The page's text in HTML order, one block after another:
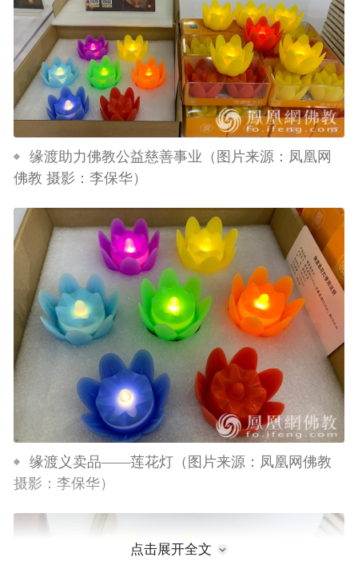
缘渡助力佛教公益慈善事业（图片来源：凤凰网
佛教 摄影：李保华）
缘渡义卖品——莲花灯（图片来源：凤凰网佛教
摄影：李保华）
点击展开全文